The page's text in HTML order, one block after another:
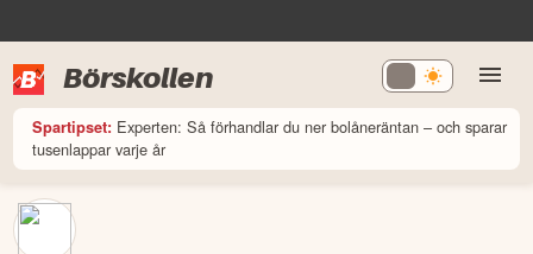
Börskollen
Spartipset: Experten: Så förhandlar du ner bolåneräntan – och sparar
tusenlappar varje år